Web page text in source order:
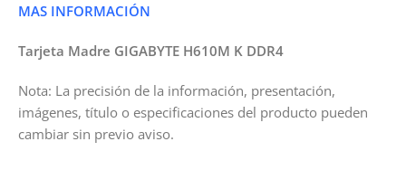
MAS INFORMACIÓN
Tarjeta Madre GIGABYTE H610M K DDR4
Nota: La precisión de la información, presentación,
imágenes, título o especificaciones del producto pueden
cambiar sin previo aviso.